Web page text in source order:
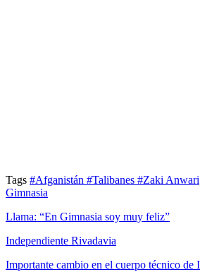
Tags #Afganistán #Talibanes #Zaki Anwari
Gimnasia
Llama: “En Gimnasia soy muy feliz”
Independiente Rivadavia
Importante cambio en el cuerpo técnico de